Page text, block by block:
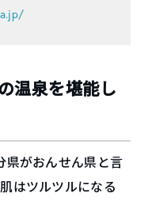
温泉を堪能し
県がおんせん県と言
はツルツルになる